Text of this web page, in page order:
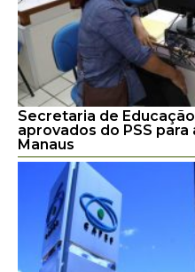
Secretaria de
aprovados do PSS para
Manaus